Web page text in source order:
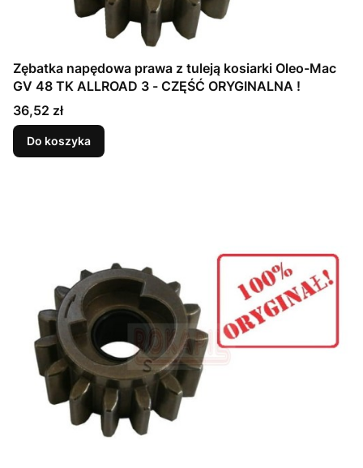
Zębatka napędowa prawa z tuleją kosiarki Oleo-Mac
GV 48 TK ALLROAD 3 - CZĘŚĆ ORYGINALNA !
Cena
36,52 zł
Do koszyka